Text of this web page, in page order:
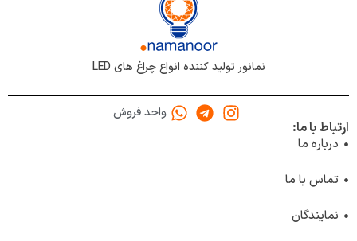
ارتباط با ما:
درباره ما
تماس با ما
نمایندگان
نمانور تولید کننده انواع چراغ های LED
واحد فروش